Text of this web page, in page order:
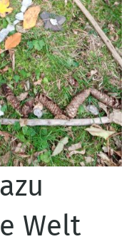
Welt